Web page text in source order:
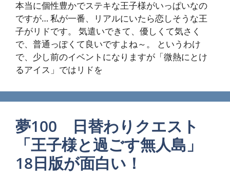
本当に個性豊かでステキな王子様がいっぱいなの
ですが… 私が一番、リアルにいたら恋しそうな王
子がリドです。 気遣いできて、優しくて気さく
で、普通っぽくて良いですよね～。 というわけ
で、少し前のイベントになりますが「微熱にとけ
るアイス」ではリドを
夢100 日替わりクエスト
「王子様と過ごす無人島」
18日版が面白い！